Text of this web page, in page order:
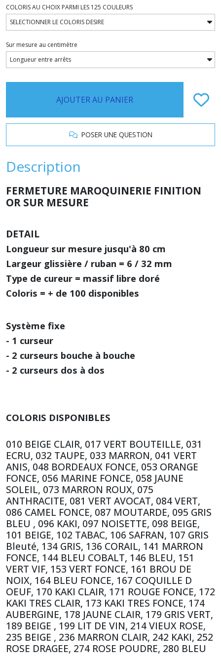
COLORIS AU CHOIX PARMI LES 125 COULEURS
Sur mesure au centimètre
AJOUTER AU PANIER
POSER UNE QUESTION
Description
FERMETURE MAROQUINERIE FINITION
OR SUR MESURE
DETAIL
Longueur sur mesure jusqu'à 80 cm
Largeur glissière / ruban = 6 / 32 mm
Type de cureur = massif libre doré
Coloris = + de 100 disponibles
Système fixe
- 1 curseur
- 2 curseurs bouche à bouche
- 2 curseurs dos à dos
COLORIS DISPONIBLES
010 BEIGE CLAIR, 017 VERT BOUTEILLE, 031
ECRU, 032 TAUPE, 033 MARRON, 041 VERT
ANIS, 048 BORDEAUX FONCE, 053 ORANGE
FONCE, 056 MARINE FONCE, 058 JAUNE
SOLEIL, 073 MARRON ROUX, 075
ANTHRACITE, 081 VERT AVOCAT, 084 VERT,
086 CAMEL FONCE, 087 MOUTARDE, 095 GRIS
BLEU , 096 KAKI, 097 NOISETTE, 098 BEIGE,
101 BEIGE, 102 TABAC, 106 SAFRAN, 107 GRIS
Bleuté, 134 GRIS, 136 CORAIL, 141 MARRON
FONCE, 144 BLEU COBALT, 146 BLEU, 151
VERT VIF, 153 VERT FONCE, 161 BROU DE
NOIX, 164 BLEU FONCE, 167 COQUILLE D
OEUF, 170 KAKI CLAIR, 171 ROUGE FONCE, 172
KAKI TRES CLAIR, 173 KAKI TRES FONCE, 174
AUBERGINE, 178 JAUNE CLAIR, 179 GRIS VERT,
189 BEIGE , 199 LIT DE VIN, 214 VIEUX ROSE,
235 BEIGE , 236 MARRON CLAIR, 242 KAKI, 252
ROSE DRAGEE, 274 ROSE POUDRE, 280 BLEU